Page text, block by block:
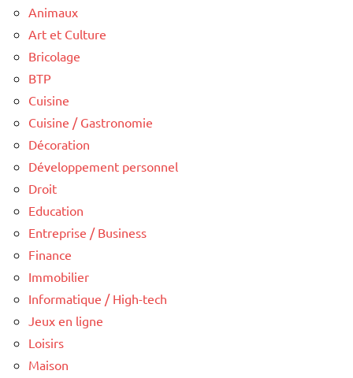
Animaux
Art et Culture
Bricolage
BTP
Cuisine
Cuisine / Gastronomie
Décoration
Développement personnel
Droit
Education
Entreprise / Business
Finance
Immobilier
Informatique / High-tech
Jeux en ligne
Loisirs
Maison